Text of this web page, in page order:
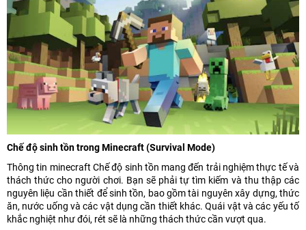
Chế độ sinh tồn trong Minecraft (Survival Mode)
Thông tin minecraft Chế độ sinh tồn mang đến trải nghiệm thực tế và
thách thức cho người chơi. Bạn sẽ phải tự tìm kiếm và thu thập các
nguyên liệu cần thiết để sinh tồn, bao gồm tài nguyên xây dựng, thức
ăn, nước uống và các vật dụng cần thiết khác. Quái vật và các yếu tố
khắc nghiệt như đói, rét sẽ là những thách thức cần vượt qua.